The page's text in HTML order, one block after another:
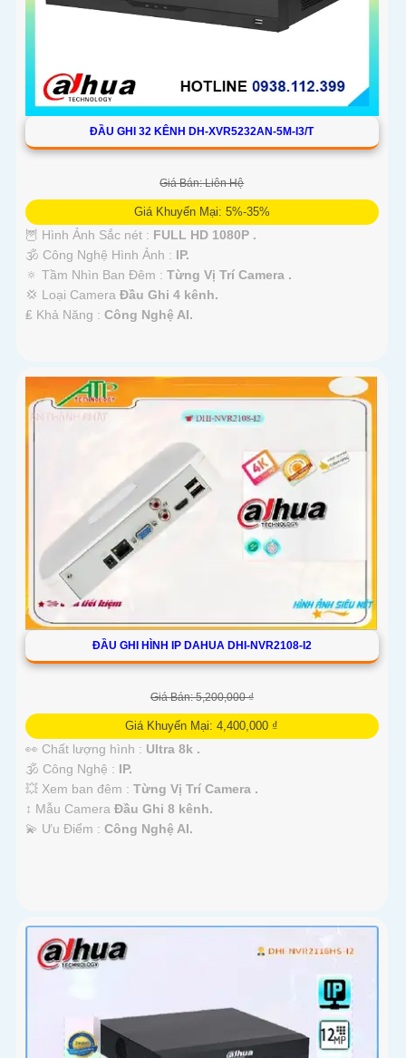
ĐẦU GHI 32 KÊNH DH-XVR5232AN-5M-I3/T
Giá Bán: Liên Hệ
Giá Khuyến Mại: 5%-35%
🦉 Hình Ảnh Sắc nét : FULL HD 1080P .
🕉️ Công Nghệ Hình Ảnh : IP.
🔅 Tầm Nhìn Ban Đêm : Từng Vị Trí Camera .
💢 Loại Camera Đầu Ghi 4 kênh.
️₤ Khả Năng : Công Nghệ AI.
ĐẦU GHI HÌNH IP DAHUA DHI-NVR2108-I2
Giá Bán: 5,200,000 ₫
Giá Khuyến Mại: 4,400,000 ₫
👀 Chất lượng hình : Ultra 8k .
🕉️ Công Nghệ : IP.
💥 Xem ban đêm : Từng Vị Trí Camera .
↕️ Mẫu Camera Đầu Ghi 8 kênh.
️💫 Ưu Điểm : Công Nghệ AI.